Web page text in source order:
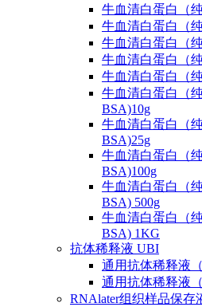
牛血清白蛋白（
牛血清白蛋白（
牛血清白蛋白（
牛血清白蛋白（
牛血清白蛋白（
牛血清白蛋白（
BSA)10g
牛血清白蛋白（
BSA)25g
牛血清白蛋白（
BSA)100g
牛血清白蛋白（
BSA) 500g
牛血清白蛋白（
BSA) 1KG
抗体稀释液 UBI
通用抗体稀释液
通用抗体稀释液
RNAlater组织样品保存